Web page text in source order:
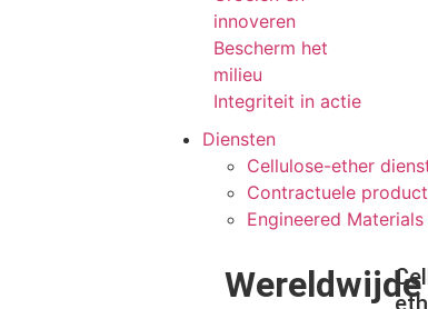
innoveren
Bescherm het
milieu
Integriteit in actie
Diensten
Cellulose-ether
Contractuele
Engineered
Wereldwijde